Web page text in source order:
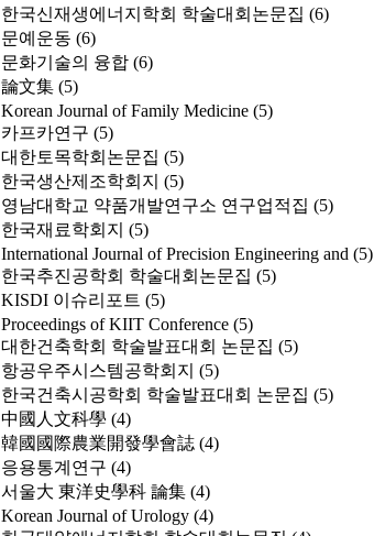
한국신재생에너지학회 학술대회논문집 (6)
문예운동 (6)
문화기술의 융합 (6)
論文集 (5)
Korean Journal of Family Medicine (5)
카프카연구 (5)
대한토목학회논문집 (5)
한국생산제조학회지 (5)
영남대학교 약품개발연구소 연구업적집 (5)
한국재료학회지 (5)
International Journal of Precision Engineering and (5)
한국추진공학회 학술대회논문집 (5)
KISDI 이슈리포트 (5)
Proceedings of KIIT Conference (5)
대한건축학회 학술발표대회 논문집 (5)
항공우주시스템공학회지 (5)
한국건축시공학회 학술발표대회 논문집 (5)
中國人文科學 (4)
韓國國際農業開發學會誌 (4)
응용통계연구 (4)
서울大 東洋史學科 論集 (4)
Korean Journal of Urology (4)